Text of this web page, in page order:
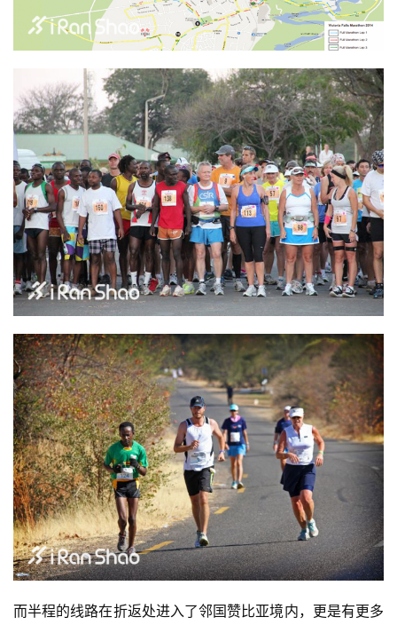
而半程的线路在折返处进入了邻国赞比亚境内，更是有更多